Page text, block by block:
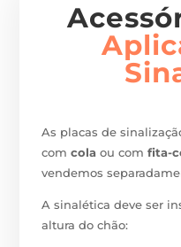
As placas de
com cola ou com fita-
vendemos
A sinalética deve ser
altura do chão: